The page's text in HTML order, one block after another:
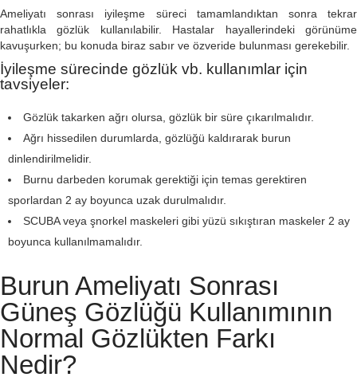
Ameliyatı sonrası iyileşme süreci tamamlandıktan sonra tekrar
rahatlıkla gözlük kullanılabilir. Hastalar hayallerindeki görünüme
kavuşurken; bu konuda biraz sabır ve özveride bulunması gerekebilir.
İyileşme sürecinde gözlük vb. kullanımlar için
tavsiyeler:
Gözlük takarken ağrı olursa, gözlük bir süre çıkarılmalıdır.
Ağrı hissedilen durumlarda, gözlüğü kaldırarak burun
dinlendirilmelidir.
Burnu darbeden korumak gerektiği için temas gerektiren
sporlardan 2 ay boyunca uzak durulmalıdır.
SCUBA veya şnorkel maskeleri gibi yüzü sıkıştıran maskeler 2 ay
boyunca kullanılmamalıdır.
Burun Ameliyatı Sonrası
Güneş Gözlüğü Kullanımının
Normal Gözlükten Farkı
Nedir?